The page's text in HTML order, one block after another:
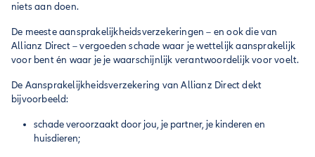
niets aan doen.
De meeste aansprakelijkheidsverzekeringen – en ook die van
Allianz Direct – vergoeden schade waar je wettelijk aansprakelijk
voor bent én waar je je waarschijnlijk verantwoordelijk voor voelt.
De Aansprakelijkheidsverzekering van Allianz Direct dekt
bijvoorbeeld:
schade veroorzaakt door jou, je partner, je kinderen en
huisdieren;